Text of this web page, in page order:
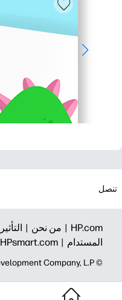
تنصل
HP.com | من نحن | التأثير
المستدام | HPsmart.com |
© Copyright 2026 HP Development Company, L.P.